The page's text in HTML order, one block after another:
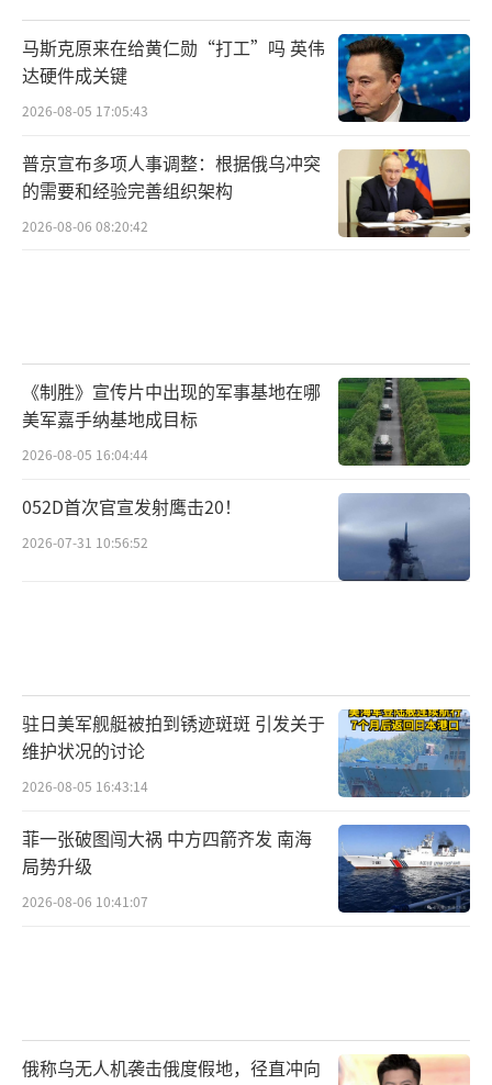
的评价很直白——印度人没料到会遭到攻击，P
L-15E的远程打击能力显然超出了他们的预期。
这场仗打完，华盛顿的焦虑是写在预算表
里的。美国国防部的最新文件显示，AIM-260相
关经费在2026财年约8.94亿美元，到2027财年
直接跳到29亿美元，未来数年整个项目的总投
平台是F-22和F/A-18E/F超级大黄蜂系列，F-35
的整合紧随其后。美国海军同时还推了另一个
救急方案——AIM-174B，本质上是把舰载
的“标准-6”改成空射型，由F/A-18E/F外挂携
带，射程能拉到300公里以上的量级。但它太大
太长，只能外挂，隐身机的弹舱别想了，挂了
它你基本上放弃了对抗性空战里的生存性，只
回到5月13日那张照片本身。摄影师特威迪
拍到的不只是一枚导弹，而是一条时间线的实
体证据——一条从2015年霹雳-15公开亮相算
起、到2026年AIM-260才被允许在日光下现形
的时间线。2019年美军公开承认JATM项目存在
时，对外放风说2022年要形成初始作战能力。
到了2026年5月，外界才第一次看到它挂实弹从
弹，但你没法把F-22的弹舱拆了重造。
马斯克原来在给黄仁勋“打工”吗 英伟
达硬件成关键
2026-08-05 17:05:43
普京宣布多项人事调整：根据俄乌冲突
的需要和经验完善组织架构
2026-08-06 08:20:42
《制胜》宣传片中出现的军事基地在哪
美军嘉手纳基地成目标
2026-08-05 16:04:44
052D首次官宣发射鹰击20！
2026-07-31 10:56:52
驻日美军舰艇被拍到锈迹斑斑 引发关于
维护状况的讨论
2026-08-05 16:43:14
菲一张破图闯大祸 中方四箭齐发 南海
局势升级
2026-08-06 10:41:07
俄称乌无人机袭击俄度假地，径直冲向